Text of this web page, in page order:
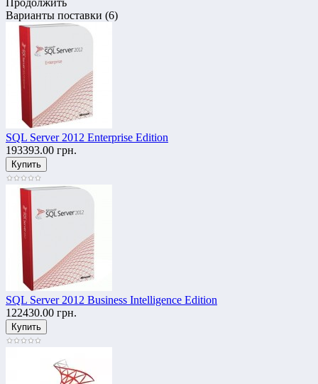
Варианты поставки (6)
SQL Server 2012 Enterprise Edition
193393.00 грн.
SQL Server 2012 Business Intelligence Edition
122430.00 грн.